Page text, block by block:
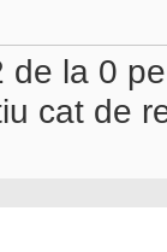
de la 0
cat de